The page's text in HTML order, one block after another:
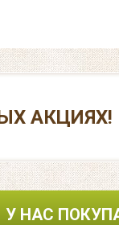
АКЦИЯХ!
У НАС